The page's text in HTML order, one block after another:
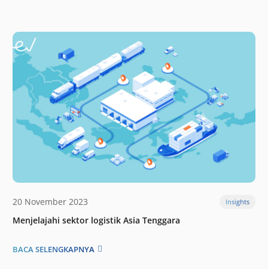
20 November 2023 Insights
Menjelajahi sektor logistik Asia Tenggara
BACA SELENGKAPNYA